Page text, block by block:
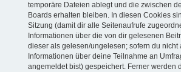
temporäre Dateien ablegt und die zwischen
Boards erhalten bleiben. In diesen Cookies
Sitzung (damit dir alle Seitenaufrufe
Informationen über die von dir gelesenen
dieser als gelesen/ungelesen; sofern du nicht
Informationen über deine Teilnahme an
angemeldet bist) gespeichert. Ferner werden